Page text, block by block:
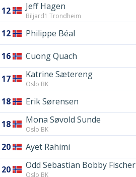
12 Jeff Hagen
Biljard1 Trondheim
12 Philippe Béal
16 Cuong Quach
17 Katrine Sætereng
Oslo BK
18 Erik Sørensen
18 Mona Søvold Sunde
Oslo BK
20 Ayet Rahimi
20 Odd Sebastian Bobby Fischer
Oslo BK